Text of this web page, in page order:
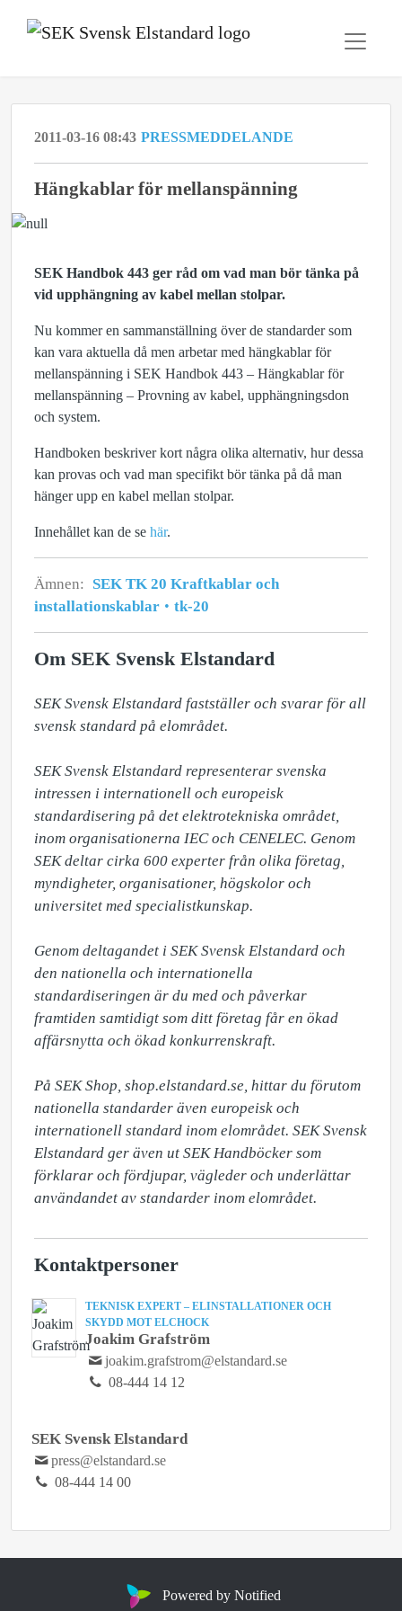
2011-03-16 08:43 PRESSMEDDELANDE
Hängkablar för mellanspänning
SEK Handbok 443 ger råd om vad man bör tänka på
vid upphängning av kabel mellan stolpar.
Nu kommer en sammanställning över de standarder som
kan vara aktuella då men arbetar med hängkablar för
mellanspänning i SEK Handbok 443 – Hängkablar för
mellanspänning – Provning av kabel, upphängningsdon
och system.
Handboken beskriver kort några olika alternativ, hur dessa
kan provas och vad man specifikt bör tänka på då man
hänger upp en kabel mellan stolpar.
Innehållet kan de se här.
Ämnen: SEK TK 20 Kraftkablar och
installationskablar
tk-20
Om SEK Svensk Elstandard
SEK Svensk Elstandard fastställer och svarar för all
svensk standard på elområdet.
SEK Svensk Elstandard representerar svenska
intressen i internationell och europeisk
standardisering på det elektrotekniska området,
inom organisationerna IEC och CENELEC. Genom
SEK deltar cirka 600 experter från olika företag,
myndigheter, organisationer, högskolor och
universitet med specialistkunskap.
Genom deltagandet i SEK Svensk Elstandard och
den nationella och internationella
standardiseringen är du med och påverkar
framtiden samtidigt som ditt företag får en ökad
affärsnytta och ökad konkurrenskraft.
På SEK Shop, shop.elstandard.se, hittar du förutom
nationella standarder även europeisk och
internationell standard inom elområdet. SEK Svensk
Elstandard ger även ut SEK Handböcker som
förklarar och fördjupar, vägleder och underlättar
användandet av standarder inom elområdet.
Kontaktpersoner
TEKNISK EXPERT – ELINSTALLATIONER OCH
SKYDD MOT ELCHOCK
Joakim Grafström
joakim.grafstrom@elstandard.se
08-444 14 12
SEK Svensk Elstandard
press@elstandard.se
08-444 14 00
Powered by Notified